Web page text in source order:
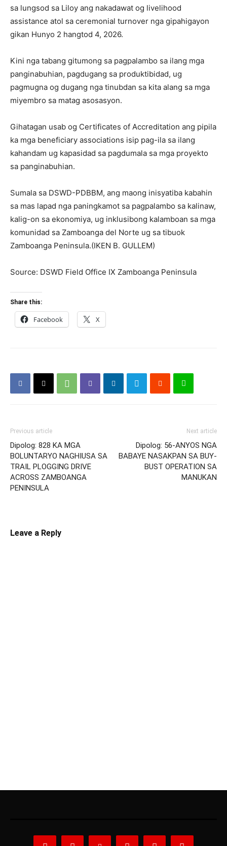
sa lungsod sa Liloy ang nakadawat og livelihood
assistance atol sa ceremonial turnover nga gipahigayon
gikan Hunyo 2 hangtod 4, 2026.
Kini nga tabang gitumong sa pagpalambo sa ilang mga
panginabuhian, pagdugang sa produktibidad, ug
pagmugna og dugang nga tinubdan sa kita alang sa mga
miyembro sa matag asosasyon.
Gihatagan usab og Certificates of Accreditation ang pipila
ka mga beneficiary associations isip pag-ila sa ilang
kahandam ug kapasidad sa pagdumala sa mga proyekto
sa panginabuhian.
Sumala sa DSWD-PDBBM, ang maong inisyatiba kabahin
sa mas lapad nga paningkamot sa pagpalambo sa kalinaw,
kalig-on sa ekonomiya, ug inklusibong kalamboan sa mga
komunidad sa Zamboanga del Norte ug sa tibuok
Zamboanga Peninsula.(IKEN B. GULLEM)
Source: DSWD Field Office IX Zamboanga Peninsula
Share this:
Facebook X
Previous article
Dipolog: 828 KA MGA
BOLUNTARYO NAGHIUSA SA
TRAIL PLOGGING DRIVE
ACROSS ZAMBOANGA
PENINSULA
Next article
Dipolog: 56-ANYOS NGA
BABAYE NASAKPAN SA BUY-
BUST OPERATION SA
MANUKAN
Leave a Reply